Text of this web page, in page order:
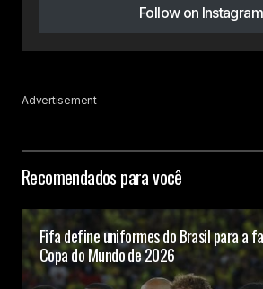
Follow on Instagram
Advertisement
Recomendados para você
Fifa define uniformes do Brasil para a
Copa do Mundo de 2026